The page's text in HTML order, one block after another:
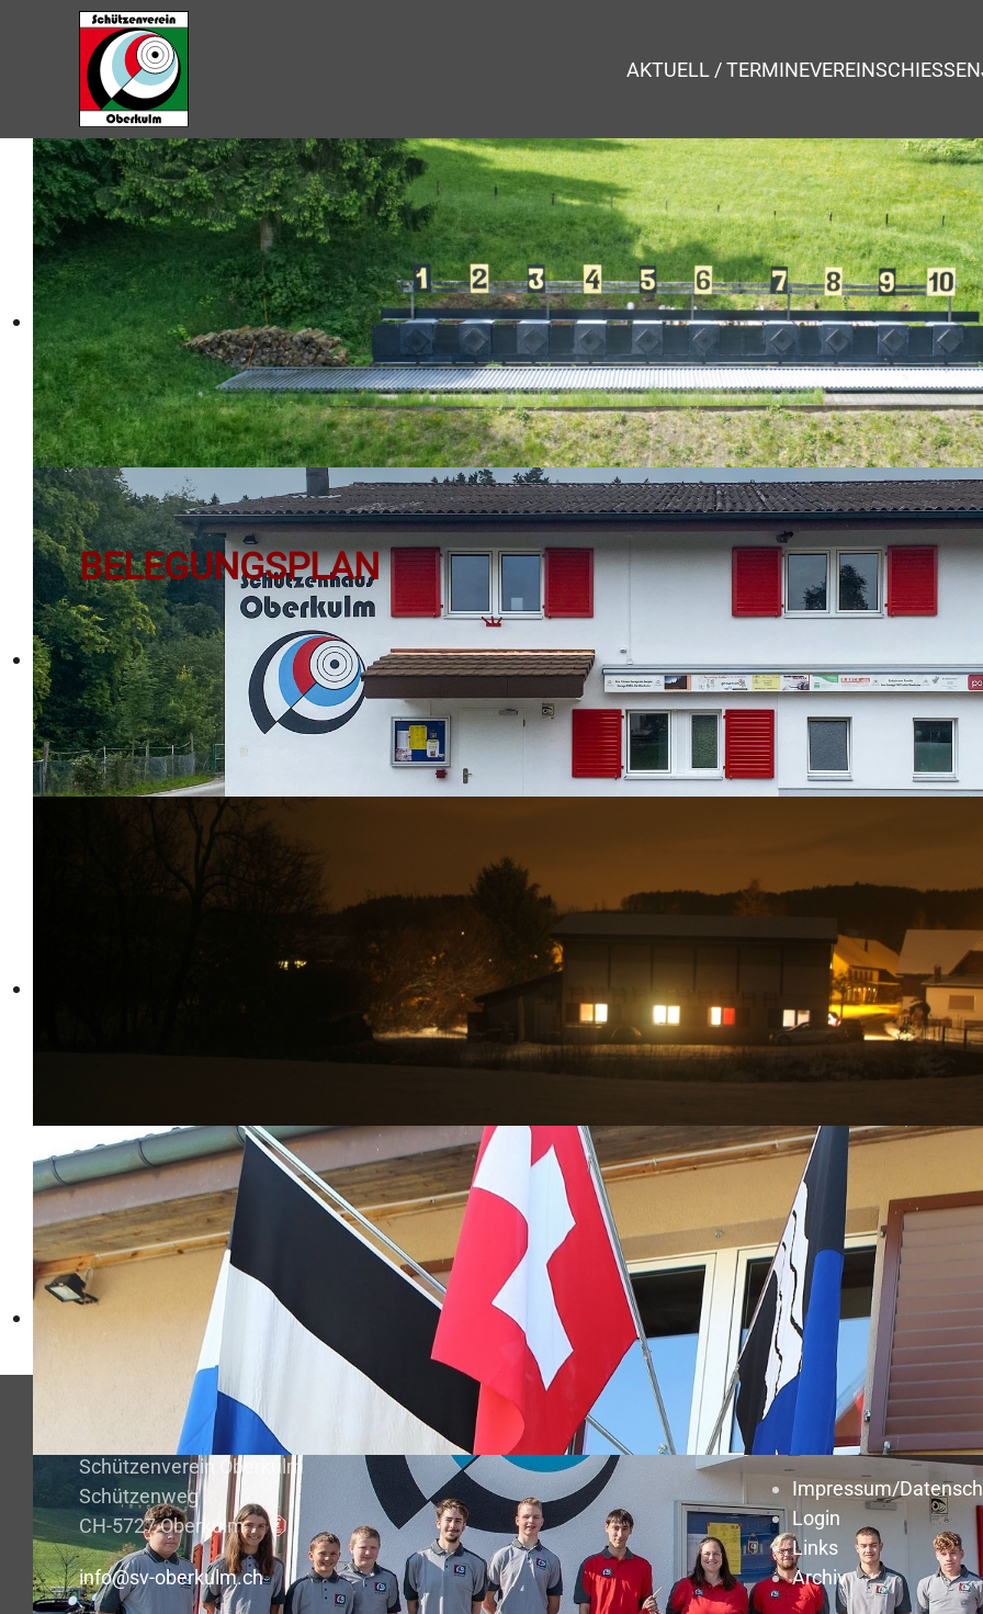
Zum Hauptinhalt springen AKTUELL / TERMINEVEREINSCHIESSEN
BELEGUNGSPLAN
Schützenverein Oberkulm
Schützenweg
CH-5727 Oberkulm
info@sv-oberkulm.ch
Impressum/
Login
Links
Archiv